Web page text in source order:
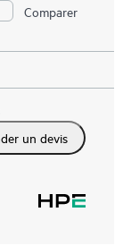
Comparer
un devis